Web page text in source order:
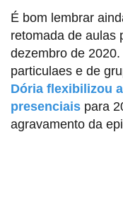
É bom lembrar
retomada de aulas
dezembro de
particulaes e de
Dória flexibilizou
presenciais para
agravamento da